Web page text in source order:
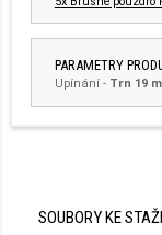
PARAMETRY
Upínání- Trn 19
SOUBORY KE